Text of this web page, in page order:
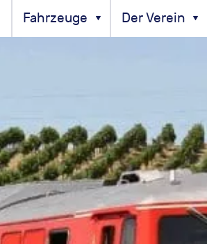
Fahrzeuge Der Verein